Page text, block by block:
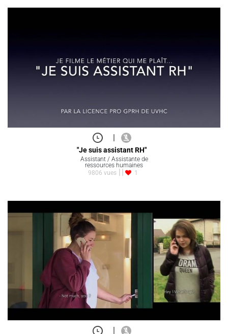
|
"Je suis assistant RH"
Assistant / Assistante de
ressources humaines
9806 vues
1
|